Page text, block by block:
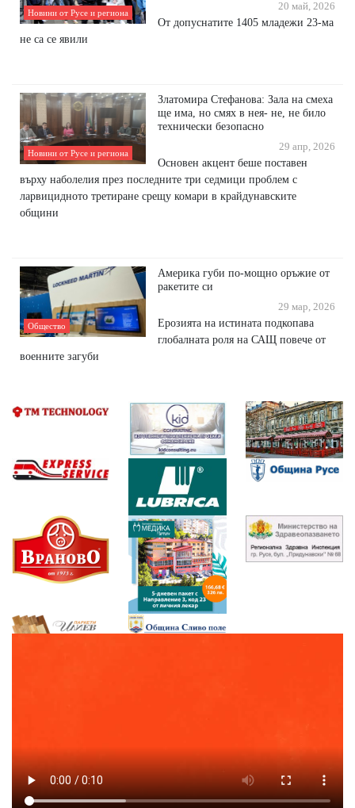
Новини от Русе и региона
20 май, 2026
От допуснатите 1405 младежи 23-ма
не са се явили
Новини от Русе и региона
Златомира Стефанова: Зала на смеха
ще има, но смях в нея- не, не било
технически безопасно
29 апр, 2026
Основен акцент беше поставен
върху наболелия през последните три седмици проблем с
ларвицидното третиране срещу комари в крайдунавските
общини
Общество
Америка губи по-мощно оръжие от
ракетите си
29 мар, 2026
Ерозията на истината подкопава
глобалната роля на САЩ повече от
военните загуби